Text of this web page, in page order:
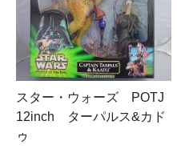
スター・ウォーズ POTJ
12inch ターパルス&カド
ゥ